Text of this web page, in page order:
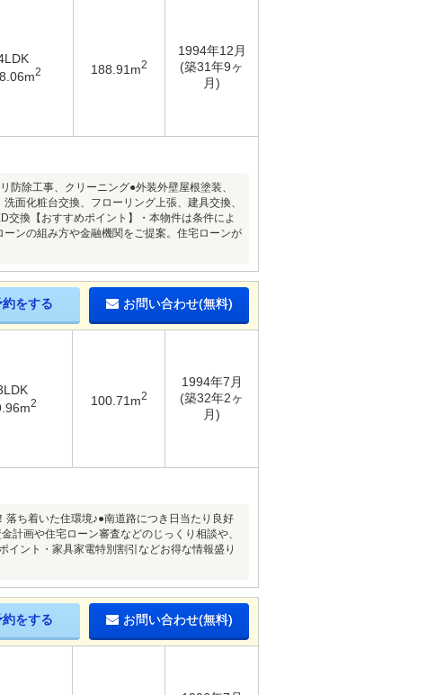
2 188.91m2
1994年12月
(築31年9ヶ
月)
除工事、クリーニング●外装外壁屋根塗装、
面化粧台交換、フローリング上張、建具交換、
交換【おすすめポイント】・本物件は条件によ
ンの組み方や金融機関をご提案。住宅ローンが
約をする お問い合わせ(無料)
2 100.71m2
1994年7月
(築32年2ヶ
月)
ち着いた住環境♪●南道路につき日当たり良好
計画や住宅ローン審査などのじっくり相談や、
ント・家具家電特別割引などお得な情報盛り
約をする お問い合わせ(無料)